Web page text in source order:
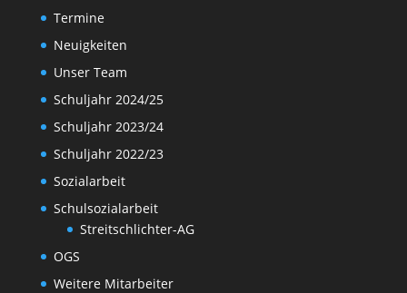
Termine
Neuigkeiten
Unser Team
Schuljahr 2024/25
Schuljahr 2023/24
Schuljahr 2022/23
Sozialarbeit
Schulsozialarbeit
Streitschlichter-AG
OGS
Weitere Mitarbeiter